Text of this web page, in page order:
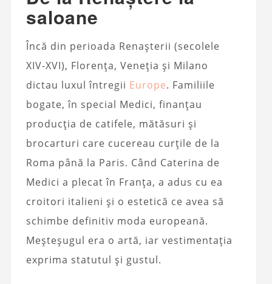
saloane
Încă din perioada Renașterii (secolele
XIV-XVI), Florența, Veneția și Milano
dictau luxul întregii Europe. Familiile
bogate, în special Medici, finanțau
producția de catifele, mătăsuri și
brocarturi care cucereau curțile de la
Roma până la Paris. Când Caterina de
Medici a plecat în Franța, a adus cu ea
croitori italieni și o estetică ce avea să
schimbe definitiv moda europeană.
Meșteșugul era o artă, iar vestimentația
exprima statutul și gustul.